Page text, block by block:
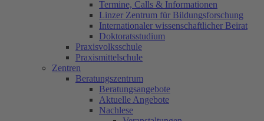
Termine, Calls & Informationen
Linzer Zentrum für Bildungsforschung
Internationaler wissenschaftlicher Beirat
Doktoratsstudium
Praxisvolksschule
Praxismittelschule
Zentren
Beratungszentrum
Beratungsangebote
Aktuelle Angebote
Nachlese